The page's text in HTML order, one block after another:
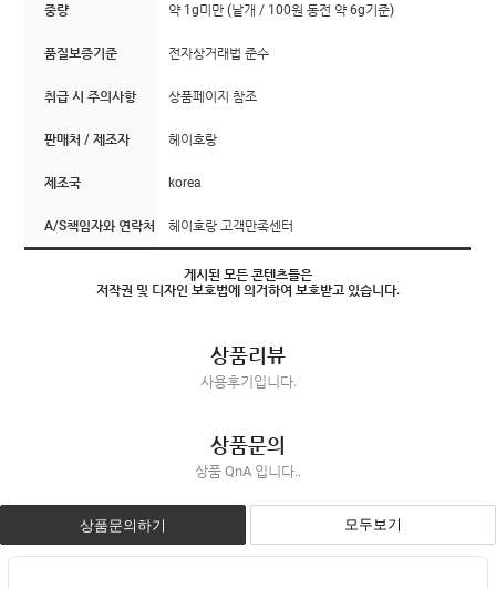
중량 약 1g미만 (낱개 / 100원 동전 약 6g기준)
품질보증기준 전자상거래법 준수
취급 시 주의사항 상품페이지 참조
판매처 / 제조자 헤이호랑
제조국 korea
A/S책임자와 연락처 헤이호랑 고객만족센터
게시된 모든 콘텐츠들은
저작권 및 디자인 보호법에 의거하여 보호받고 있습니다.
상품리뷰
사용후기입니다.
상품문의
상품 QnA 입니다..
상품문의하기 모두보기